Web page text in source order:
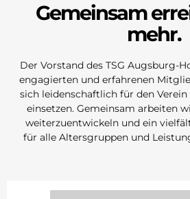
Gemeinsam
mehr.
Der Vorstand des TSG Augsburg-
engagierten und erfahrenen
sich leidenschaftlich für den
einsetzen. Gemeinsam arbeiten
weiterzuentwickeln und ein
für alle Altersgruppen und